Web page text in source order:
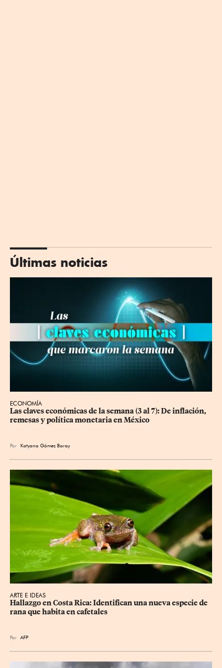
Últimas noticias
ECONOMÍA
Las claves económicas de la semana (3 al 7): De inflación,
remesas y política monetaria en México
Por Katyana Gómez Baray
ARTE E IDEAS
Hallazgo en Costa Rica: Identifican una nueva especie de
rana que habita en cafetales
Por AFP